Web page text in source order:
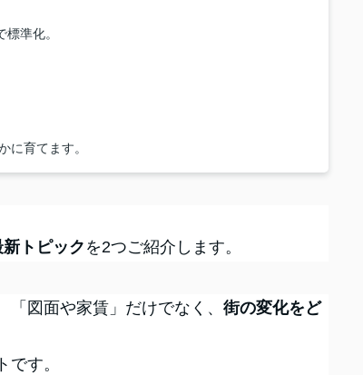
準化。
に育てます。
トピックを2つご紹介します。
図面や家賃」だけでなく、 街の変化をど
す。